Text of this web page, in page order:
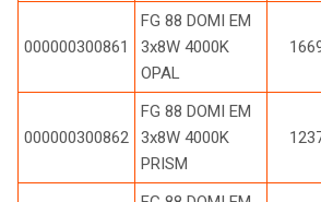
000000300861
FG 88 DOMI EM
3x8W 4000K
OPAL
000000300862
FG 88 DOMI EM
3x8W 4000K
PRISM